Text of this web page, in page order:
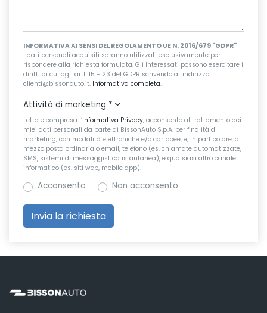
INFORMATIVA AI SENSI DEL REGOLAMENTO UE N. 2016/679 "GDPR"
I dati personali acquisiti saranno utilizzati esclusivamente per
rispondere alla richiesta formulata. Gli Interessati possono esercitare i
diritti di cui agli artt. 15 - 23 del GDPR scrivendo all'indirizzo
clienti@bissonauto.it. Informativa completa.
Attività di marketing *
Letta e compresa l’Informativa Privacy, acconsento al trattamento dei
miei dati personali da parte di BissonAuto S.p.A. per finalità di
marketing, con modalità elettroniche e/o cartacee, e, in particolare, a
mezzo posta ordinaria o email, telefono (es. chiamate automatizzate,
SMS, sistemi di messaggistica istantanea), e qualsiasi altro canale
informatico (es. siti web, mobile app).
Acconsento Non acconsento